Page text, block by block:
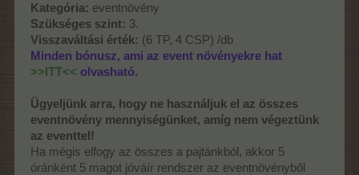
Kategória: eventnövény
Szükséges szint: 3.
Visszaváltási érték: (6 TP, 4 CSP) /db
Minden bónusz, ami az event növényekre hat
>>ITT<< olvasható.
Ügyeljünk arra, hogy ne használjuk el az összes
eventnövény mennyiségünket, amíg nem végeztünk
az eventtel!
Ha mégis elfogy az összes a pajtánkból, akkor 5
óránként 5 magot jóváír rendszer az eventnövényből